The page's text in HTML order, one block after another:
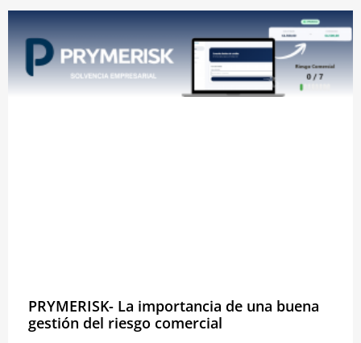
PRYMERISK- La importancia de una buena
gestión del riesgo comercial